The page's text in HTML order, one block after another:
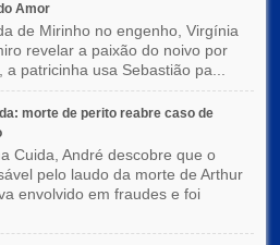
Amor
de Mirinho no engenho, Virgínia
revelar a paixão do noivo por
a patricinha usa Sebastião pa...
morte de perito reabre caso de
Cuida, André descobre que o
pelo laudo da morte de Arthur
envolvido em fraudes e foi